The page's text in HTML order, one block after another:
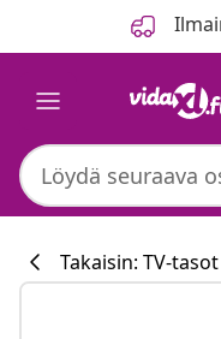
Takaisin: TV-tasot